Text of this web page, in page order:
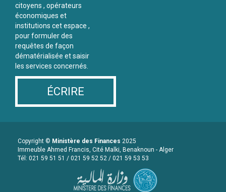
citoyens , opérateurs
économiques et
institutions cet espace ,
pour formuler des
requêtes de façon
dématérialisée et saisir
les services concernés.
ÉCRIRE
Copyright © Ministère des Finances 2025
Immeuble Ahmed Francis, Cité Malki, Benaknoun - Alger
Tél: 021 59 51 51 / 021 59 52 52 / 021 59 53 53